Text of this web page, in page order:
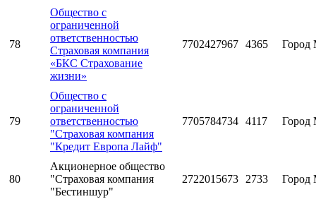
78
Общество с
ограниченной
ответственностью
Страховая компания
«БКС Страхование
жизни»
7702427967 4365 Город
79
Общество с
ограниченной
ответственностью
"Страховая компания
"Кредит Европа Лайф"
7705784734 4117 Город
80
Акционерное общество
"Страховая компания
"Бестиншур"
2722015673 2733 Город